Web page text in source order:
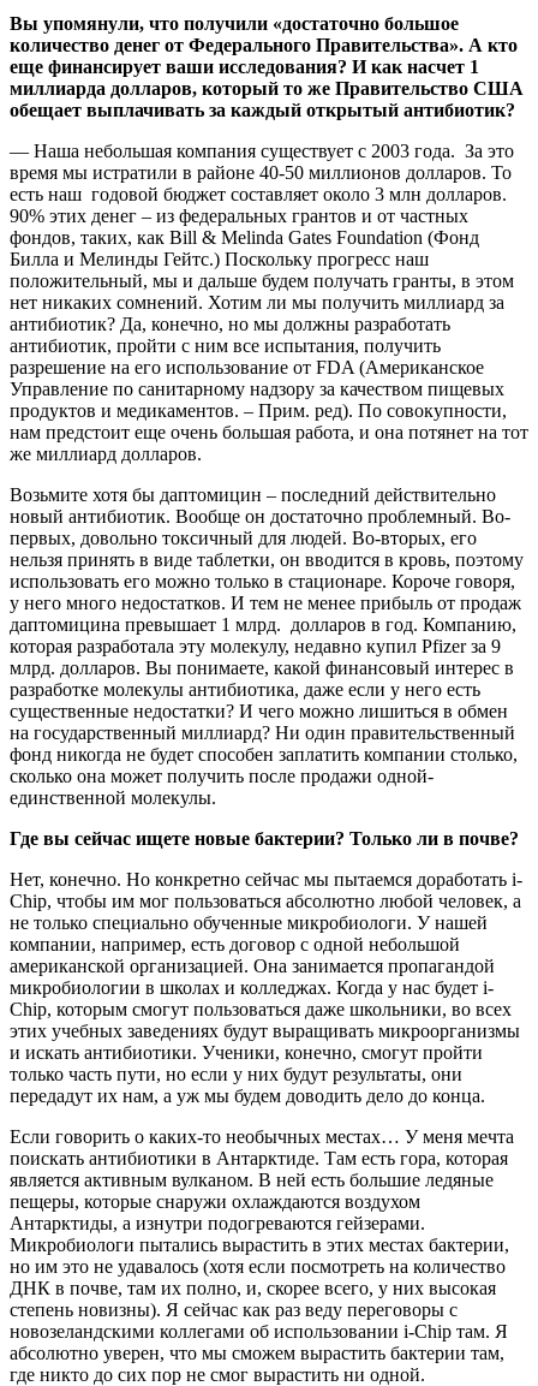
Вы упомянули, что получили «достаточно большое
количество денег от Федерального Правительства». А кто
еще финансирует ваши исследования? И как насчет 1
миллиарда долларов, который то же Правительство США
обещает выплачивать за каждый открытый антибиотик?
— Наша небольшая компания существует с 2003 года. За это
время мы истратили в районе 40-50 миллионов долларов. То
есть наш годовой бюджет составляет около 3 млн долларов.
90% этих денег – из федеральных грантов и от частных
фондов, таких, как Bill & Melinda Gates Foundation (Фонд
Билла и Мелинды Гейтс.) Поскольку прогресс наш
положительный, мы и дальше будем получать гранты, в этом
нет никаких сомнений. Хотим ли мы получить миллиард за
антибиотик? Да, конечно, но мы должны разработать
антибиотик, пройти с ним все испытания, получить
разрешение на его использование от FDA (Американское
Управление по санитарному надзору за качеством пищевых
продуктов и медикаментов. – Прим. ред). По совокупности,
нам предстоит еще очень большая работа, и она потянет на тот
же миллиард долларов.
Возьмите хотя бы даптомицин – последний действительно
новый антибиотик. Вообще он достаточно проблемный. Во-
первых, довольно токсичный для людей. Во-вторых, его
нельзя принять в виде таблетки, он вводится в кровь, поэтому
использовать его можно только в стационаре. Короче говоря,
у него много недостатков. И тем не менее прибыль от продаж
даптомицина превышает 1 млрд. долларов в год. Компанию,
которая разработала эту молекулу, недавно купил Pfizer за 9
млрд. долларов. Вы понимаете, какой финансовый интерес в
разработке молекулы антибиотика, даже если у него есть
существенные недостатки? И чего можно лишиться в обмен
на государственный миллиард? Ни один правительственный
фонд никогда не будет способен заплатить компании столько,
сколько она может получить после продажи одной-
единственной молекулы.
Где вы сейчас ищете новые бактерии? Только ли в почве?
Нет, конечно. Но конкретно сейчас мы пытаемся доработать i-
Chip, чтобы им мог пользоваться абсолютно любой человек, а
не только специально обученные микробиологи. У нашей
компании, например, есть договор с одной небольшой
американской организацией. Она занимается пропагандой
микробиологии в школах и колледжах. Когда у нас будет i-
Chip, которым смогут пользоваться даже школьники, во всех
этих учебных заведениях будут выращивать микроорганизмы
и искать антибиотики. Ученики, конечно, смогут пройти
только часть пути, но если у них будут результаты, они
передадут их нам, а уж мы будем доводить дело до конца.
Если говорить о каких-то необычных местах… У меня мечта
поискать антибиотики в Антарктиде. Там есть гора, которая
является активным вулканом. В ней есть большие ледяные
пещеры, которые снаружи охлаждаются воздухом
Антарктиды, а изнутри подогреваются гейзерами.
Микробиологи пытались вырастить в этих местах бактерии,
но им это не удавалось (хотя если посмотреть на количество
ДНК в почве, там их полно, и, скорее всего, у них высокая
степень новизны). Я сейчас как раз веду переговоры с
новозеландскими коллегами об использовании i-Chip там. Я
абсолютно уверен, что мы сможем вырастить бактерии там,
где никто до сих пор не смог вырастить ни одной.